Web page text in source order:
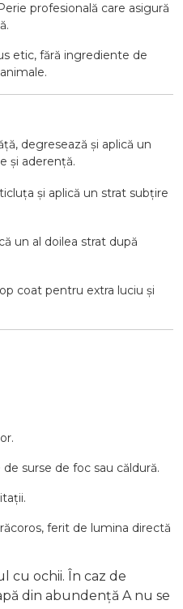
profesională care asigură
etic, fără ingrediente de
degresează și aplică un
și aderență.
și aplică un strat subțire
un al doilea strat după
coat pentru extra luciu și
surse de foc sau căldură.
ferit de lumina directă
cu ochii. În caz de
din abundență A nu se